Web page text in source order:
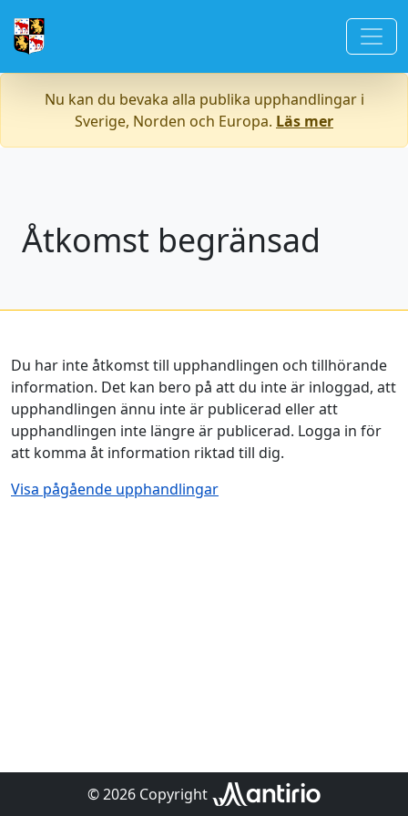
Nu kan du bevaka alla publika upphandlingar i
Sverige, Norden och Europa. Läs mer
Åtkomst begränsad
Du har inte åtkomst till upphandlingen och tillhörande
information. Det kan bero på att du inte är inloggad, att
upphandlingen ännu inte är publicerad eller att
upphandlingen inte längre är publicerad. Logga in för
att komma åt information riktad till dig.
Visa pågående upphandlingar
© 2026 Copyright